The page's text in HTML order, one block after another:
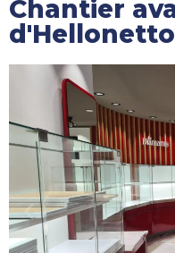
Chantier